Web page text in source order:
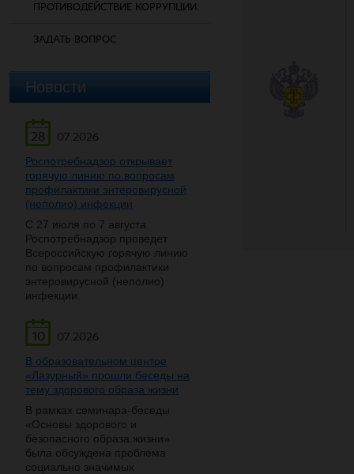
ПРОТИВОДЕЙСТВИЕ КОРРУПЦИИ
ЗАДАТЬ ВОПРОС
Новости
28
07.2026
Роспотребнадзор открывает
горячую линию по вопросам
профилактики энтеровирусной
(неполио) инфекции
С 27 июля по 7 августа
Роспотребнадзор проведет
Всероссийскую горячую линию
по вопросам профилактики
энтеровирусной (неполио)
инфекции.
10
07.2026
В образовательном центре
«Лазурный» прошли беседы на
тему здорового образа жизни
В рамках семинара-беседы
«Основы здорового и
безопасного образа жизни»
была обсуждена проблема
социально значимых